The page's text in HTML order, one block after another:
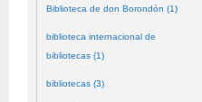
Biblioteca de don Borondón (1)
biblioteca internacional de
bibliotecas (1)
bibliotecas (3)